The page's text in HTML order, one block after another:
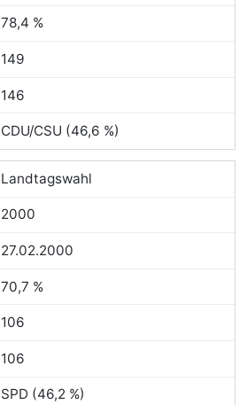
78,4 %
149
146
CDU/CSU (46,6 %)
Landtagswahl
2000
27.02.2000
70,7 %
106
106
SPD (46,2 %)